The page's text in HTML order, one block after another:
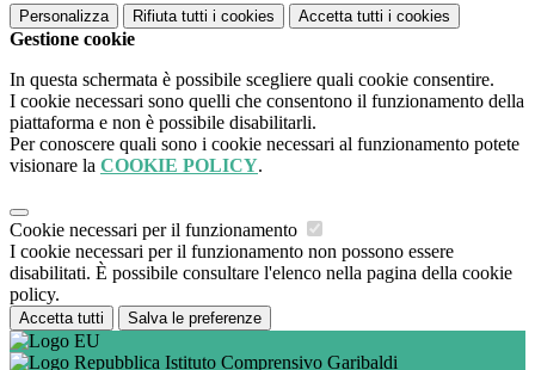
Personalizza Rifiuta tutti i cookies Accetta tutti i cookies
Gestione cookie
In questa schermata è possibile scegliere quali cookie consentire.
I cookie necessari sono quelli che consentono il funzionamento della
piattaforma e non è possibile disabilitarli.
Per conoscere quali sono i cookie necessari al funzionamento potete
visionare la COOKIE POLICY.
Cookie necessari per il funzionamento
I cookie necessari per il funzionamento non possono essere
disabilitati. È possibile consultare l'elenco nella pagina della cookie
policy.
Accetta tutti Salva le preferenze
Istituto Comprensivo Garibaldi